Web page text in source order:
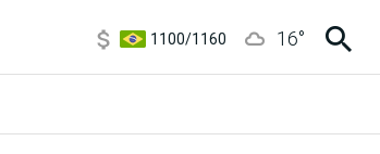
1100/1160
16°